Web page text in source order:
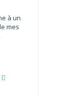
à un
mes